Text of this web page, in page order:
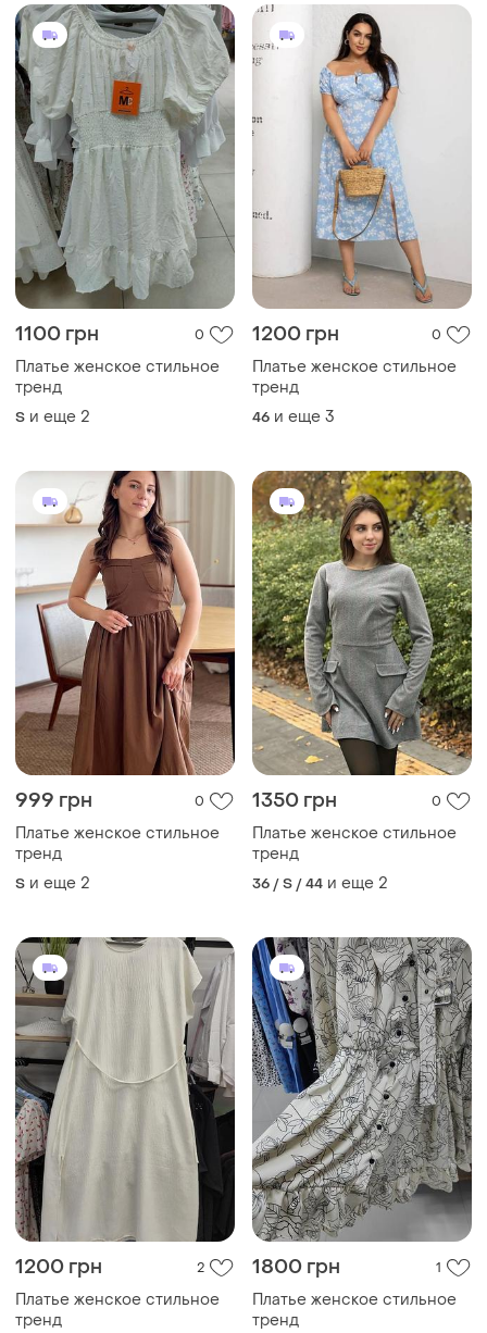
1100 грн 0
Платье женское стильное
тренд
S и еще 2
1200 грн 0
Платье женское стильное
тренд
46 и еще 3
999 грн 0
Платье женское стильное
тренд
S и еще 2
1350 грн 0
Платье женское стильное
тренд
36 / S / 44 и еще 2
1200 грн 2
Платье женское стильное
тренд
1800 грн 1
Платье женское стильное
тренд